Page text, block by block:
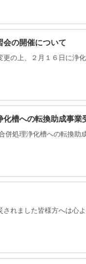
の開催について
の上、２月１６日に浄
槽への転換助成事業
併処理浄化槽への転換
されました皆様方へは